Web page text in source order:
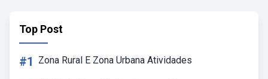
Top Post
#1 Zona Rural E Zona Urbana Atividades